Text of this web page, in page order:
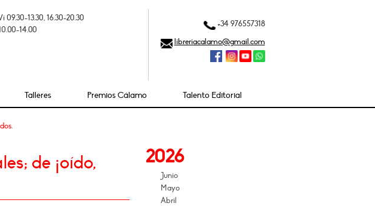
09.30-13.30, 16.30-20.30
14.00
+34 976557318
libreriacalamo@gmail.com
Talleres Premios Cálamo Talento Editorial
de ¡oído,
2026
Junio
Mayo
Abril